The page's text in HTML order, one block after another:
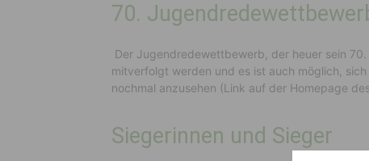
70.
Der Jugendredewettbewerb, der heuer sein
mitverfolgt werden und es ist auch möglich,
nochmal anzusehen (Link auf der Homepage
Siegerinnen und Sieger